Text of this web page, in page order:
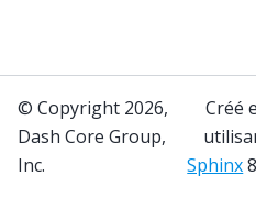
© Copyright 2026,
Dash Core Group,
Inc.
Créé
Sphinx